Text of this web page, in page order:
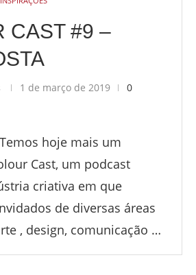
CAST #9 –
1 de março de 2019
0
hoje mais um
Cast, um podcast
criativa em que
de diversas áreas
, design, comunicação …